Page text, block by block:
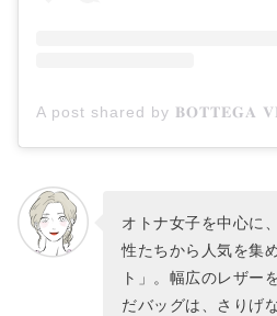
オトナ女子を中心に
性たちから人気を集
ト」。幅広のレザー
だバッグは、さりげ